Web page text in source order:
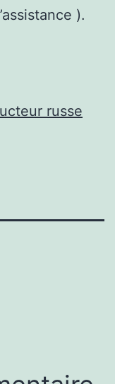
).
russe